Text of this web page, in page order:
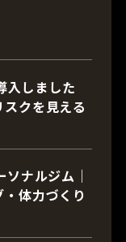
入しました
スクを見える
ナルジム｜
体力づくり